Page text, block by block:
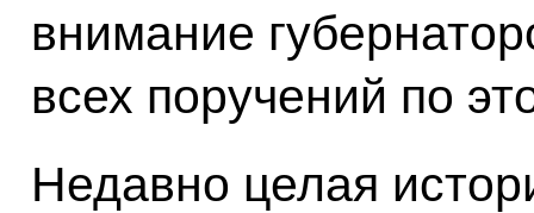
внимание
всех поручений по
Недавно целая